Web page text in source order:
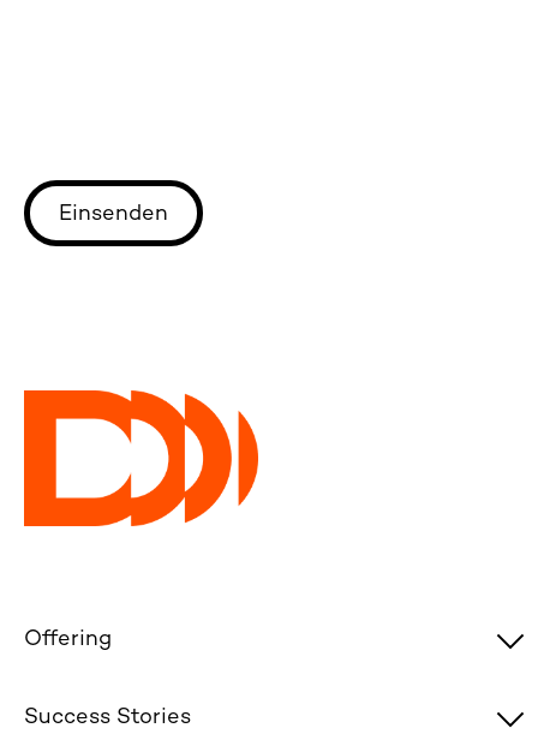
Offering
Success Stories